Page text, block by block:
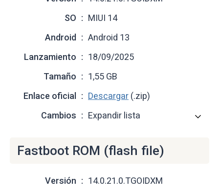
SO
MIUI 14
Android
Android 13
Lanzamiento
18/09/2025
Tamaño
1,55 GB
Enlace oficial
Descargar (.zip)
Cambios
Expandir lista
Fastboot ROM (flash file)
Versión
14.0.21.0.TGOIDXM